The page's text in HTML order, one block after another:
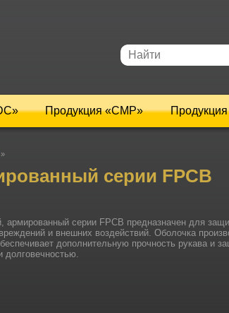
Продукция «CMP»
»
серии FPCB
армированный серии FPCB предназначен для
и внешних воздействий.Оболочка
дополнительную прочность рукава и
долговечностью.